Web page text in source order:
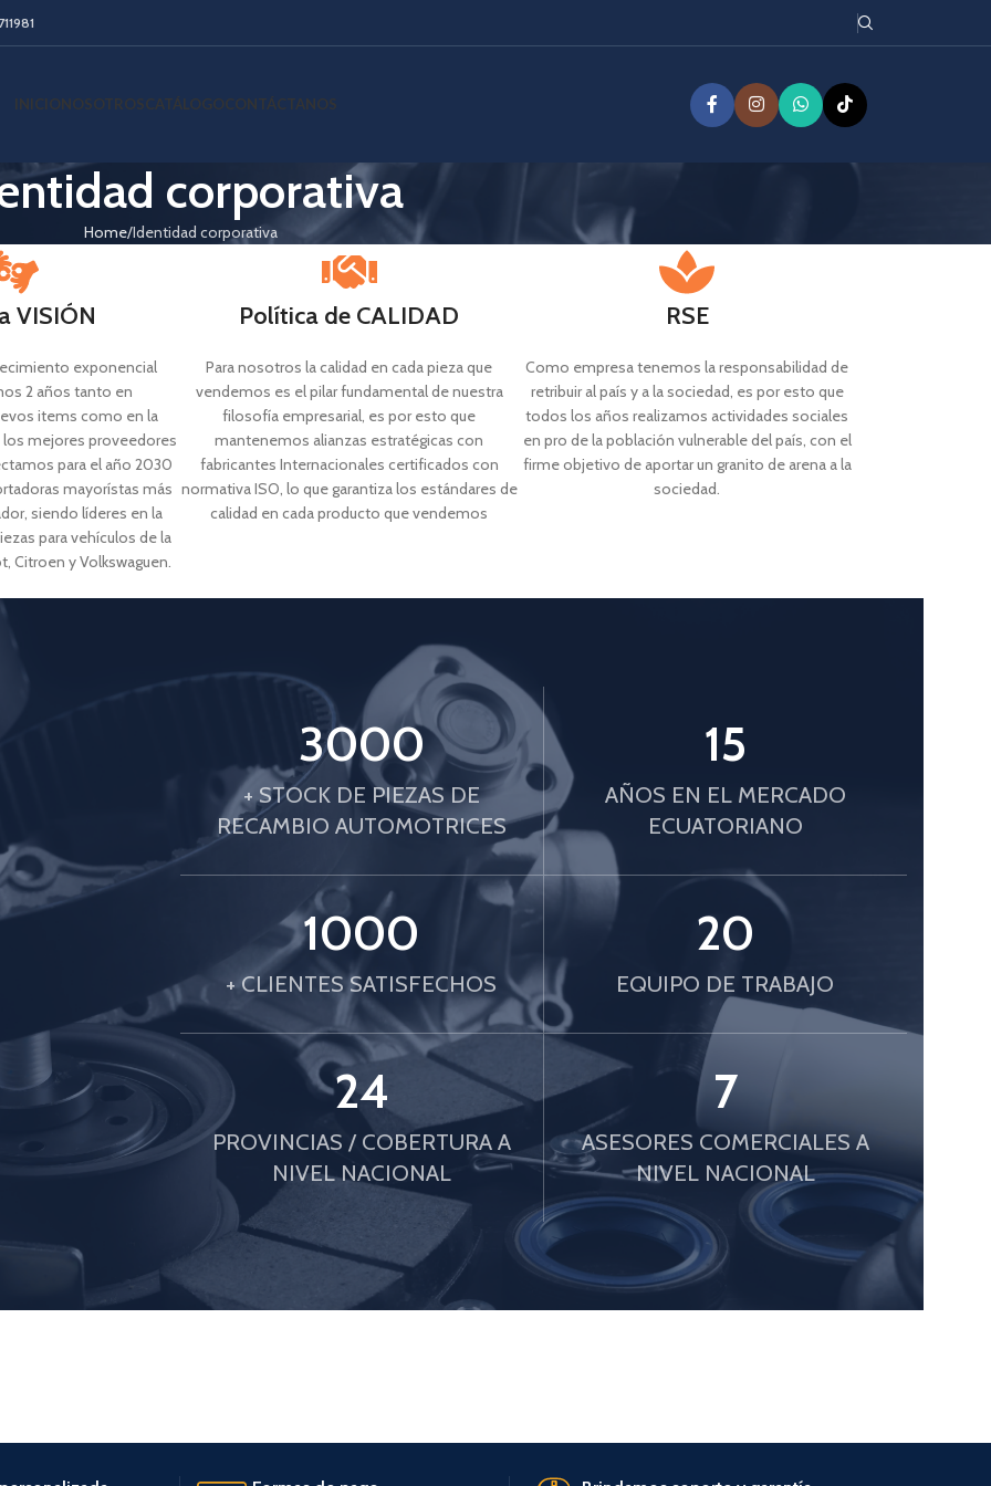
INICIONOSOTROSCATÁLOGOCONTÁCTANOS
corporativa
Home Identidad corporativa
VISIÓN
exponencial
2 años tanto en
items como en la
los mejores proveedores
para el año 2030
mayorístas más
siendo líderes en la
para vehículos de la
Citroen y Volkswaguen.
Política de CALIDAD
Para nosotros la calidad en cada pieza que
vendemos es el pilar fundamental de nuestra
filosofía empresarial, es por esto que
mantenemos alianzas estratégicas con
fabricantes Internacionales certificados con
normativa ISO, lo que garantiza los estándares de
calidad en cada producto que vendemos
RSE
Como empresa tenemos la responsabilidad de
retribuir al país y a la sociedad, es por esto que
todos los años realizamos actividades sociales
en pro de la población vulnerable del país, con el
firme objetivo de aportar un granito de arena a la
sociedad.
3000
+ STOCK DE PIEZAS DE
RECAMBIO AUTOMOTRICES
15
AÑOS EN EL MERCADO
ECUATORIANO
1000
+ CLIENTES SATISFECHOS
20
EQUIPO DE TRABAJO
24
PROVINCIAS / COBERTURA A
NIVEL NACIONAL
7
ASESORES COMERCIALES A
NIVEL NACIONAL